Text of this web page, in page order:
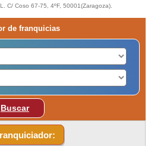
C/ Coso 67-75, 4ºF, 50001(Zaragoza).
de franquicias
Buscar